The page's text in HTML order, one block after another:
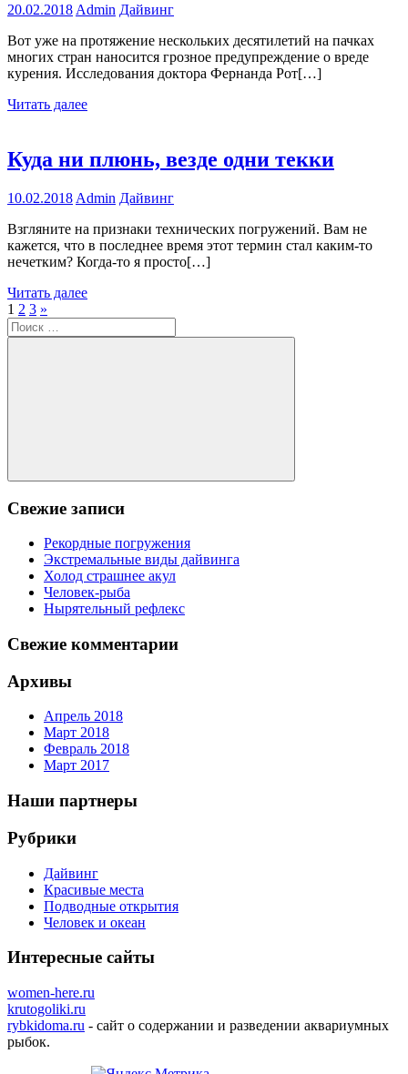
20.02.2018 Admin Дайвинг
Вот уже на протяжение нескольких десятилетий на пачках
многих стран наносится грозное предупреждение о вреде
курения. Исследования доктора Фернанда Рот[…]
Читать далее
Куда ни плюнь, везде одни текки
10.02.2018 Admin Дайвинг
Взгляните на признаки технических погружений. Вам не
кажется, что в последнее время этот термин стал каким-то
нечетким? Когда-то я просто[…]
Читать далее
Пагинация
записей
1 2 3 Следующие
записи
»
Поиск
для:
Поиск
Свежие записи
Рекордные погружения
Экстремальные виды дайвинга
Холод страшнее акул
Человек-рыба
Нырятельный рефлекс
Свежие комментарии
Архивы
Апрель 2018
Март 2018
Февраль 2018
Март 2017
Наши партнеры
Рубрики
Дайвинг
Красивые места
Подводные открытия
Человек и океан
Интересные сайты
women-here.ru
krutogoliki.ru
rybkidoma.ru - сайт о содержании и разведении аквариумных
рыбок.